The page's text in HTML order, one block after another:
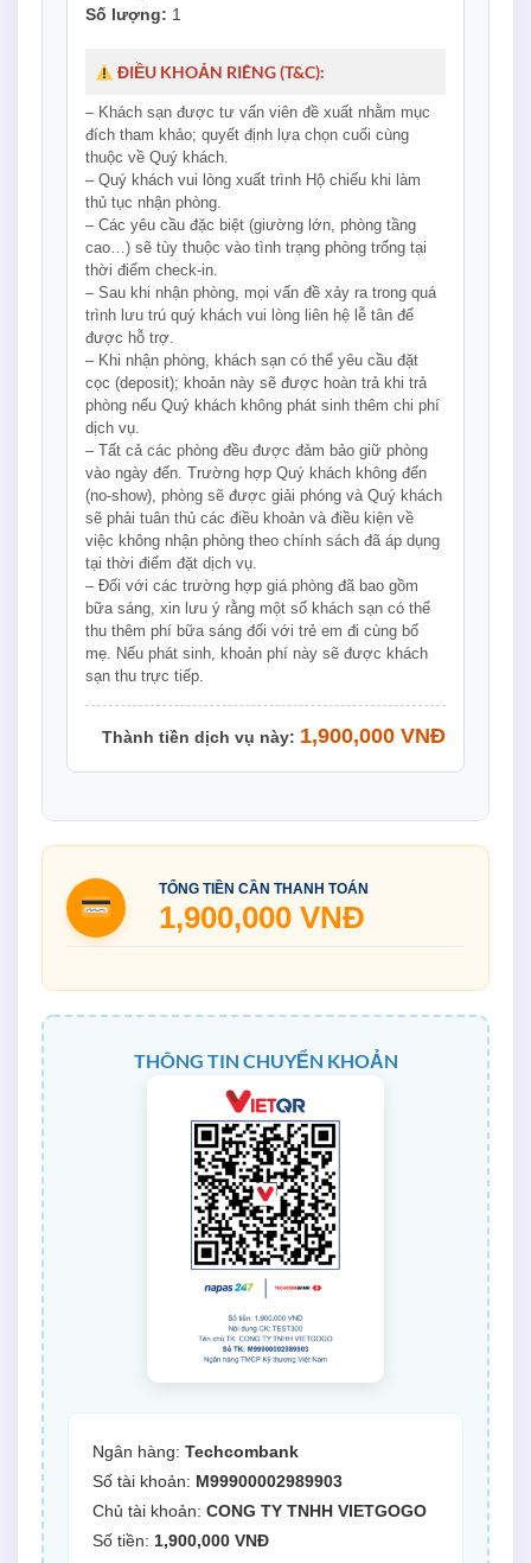
Số lượng: 1
ĐIỀU KHOẢN RIÊNG (T&C):
– Khách sạn được tư vấn viên đề xuất nhằm mục
đích tham khảo; quyết định lựa chọn cuối cùng
thuộc về Quý khách.
– Quý khách vui lòng xuất trình Hộ chiếu khi làm
thủ tục nhận phòng.
– Các yêu cầu đặc biệt (giường lớn, phòng tầng
cao…) sẽ tùy thuộc vào tình trạng phòng trống tại
thời điểm check-in.
– Sau khi nhận phòng, mọi vấn đề xảy ra trong quá
trình lưu trú quý khách vui lòng liên hệ lễ tân để
được hỗ trợ.
– Khi nhận phòng, khách sạn có thể yêu cầu đặt
cọc (deposit); khoản này sẽ được hoàn trả khi trả
phòng nếu Quý khách không phát sinh thêm chi phí
dịch vụ.
– Tất cả các phòng đều được đảm bảo giữ phòng
vào ngày đến. Trường hợp Quý khách không đến
(no-show), phòng sẽ được giải phóng và Quý khách
sẽ phải tuân thủ các điều khoản và điều kiện về
việc không nhận phòng theo chính sách đã áp dụng
tại thời điểm đặt dịch vụ.
– Đối với các trường hợp giá phòng đã bao gồm
bữa sáng, xin lưu ý rằng một số khách sạn có thể
thu thêm phí bữa sáng đối với trẻ em đi cùng bố
mẹ. Nếu phát sinh, khoản phí này sẽ được khách
sạn thu trực tiếp.
Thành tiền dịch vụ này: 1,900,000 VNĐ
TỔNG TIỀN CẦN THANH TOÁN
1,900,000 VNĐ
THÔNG TIN CHUYỂN KHOẢN
Ngân hàng: Techcombank
Số tài khoản: M99900002989903
Chủ tài khoản: CONG TY TNHH VIETGOGO
Số tiền: 1,900,000 VNĐ